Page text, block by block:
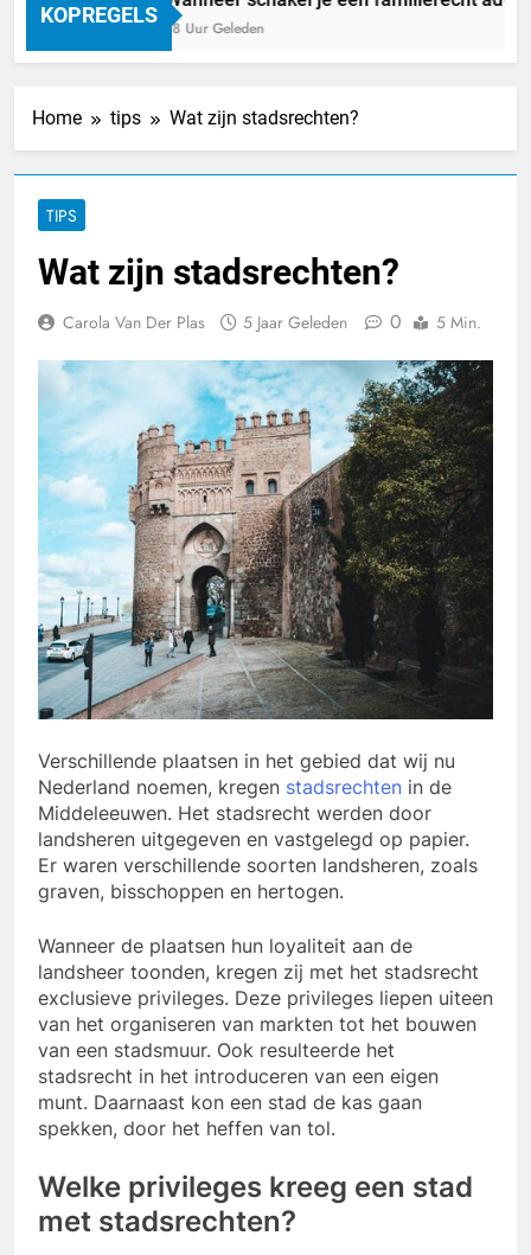
KOPREGELS
18 Uur Geleden
Home tips Wat zijn stadsrechten?
TIPS
Wat zijn stadsrechten?
Carola Van Der Plas 5 Jaar Geleden 0 5 Min.
Verschillende plaatsen in het gebied dat wij nu
Nederland noemen, kregen stadsrechten in de
Middeleeuwen. Het stadsrecht werden door
landsheren uitgegeven en vastgelegd op papier.
Er waren verschillende soorten landsheren, zoals
graven, bisschoppen en hertogen.
Wanneer de plaatsen hun loyaliteit aan de
landsheer toonden, kregen zij met het stadsrecht
exclusieve privileges. Deze privileges liepen uiteen
van het organiseren van markten tot het bouwen
van een stadsmuur. Ook resulteerde het
stadsrecht in het introduceren van een eigen
munt. Daarnaast kon een stad de kas gaan
spekken, door het heffen van tol.
Welke privileges kreeg een stad
met stadsrechten?